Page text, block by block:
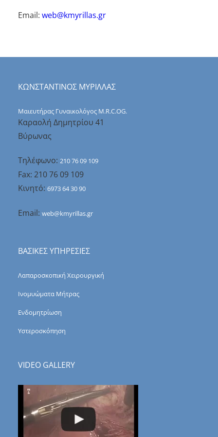
Email:web@kmyrillas.gr
ΚΩΝΣΤΑΝΤΙΝΟΣ ΜΥΡΙΛΛΑΣ
Μαιευτήρας Γυναικολόγος M.R.C.OG.
Καραολή Δημητρίου 41
Βύρωνας
Τηλέφωνο: 210 76 09 109
Fax: 210 76 09 109
Κινητό: 6973 64 30 90
Email: web@kmyrillas.gr
ΒΑΣΙΚΕΣ ΥΠΗΡΕΣΙΕΣ
Λαπαροσκοπική Χειρουργική
Ινομυώματα Μήτρας
Ενδομητρίωση
Υστεροσκόπηση
VIDEO GALLERY